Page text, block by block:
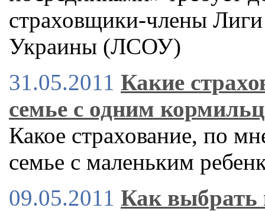
страховщики-члены
Украины (ЛСОУ)
31.05.2011 Какие
семье с одним
Какое страхование, по
семье с маленьким
09.05.2011 Как выбрать